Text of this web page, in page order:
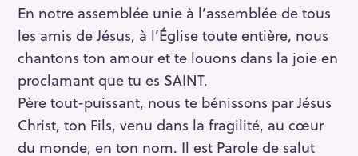
En notre assemblée unie à l’assemblée de tous
les amis de Jésus, à l’Église toute entière, nous
chantons ton amour et te louons dans la joie en
proclamant que tu es SAINT.
Père tout-puissant, nous te bénissons par Jésus
Christ, ton Fils, venu dans la fragilité, au cœur
du monde, en ton nom. Il est Parole de salut